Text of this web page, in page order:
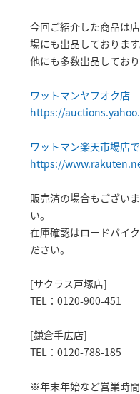
今回ご紹介した商品は
場にも出品しております
他にも多数出品してお
ワットマンヤフオク店
https://
ワットマン楽天市場店で
https://
販売済の場合もござい
い。
在庫確認はロードバイ
ださい。
[サクラス戸塚店]
TEL：0120-900-451
[鎌倉手広店]
TEL：0120-788-185
※年末年始など営業時間